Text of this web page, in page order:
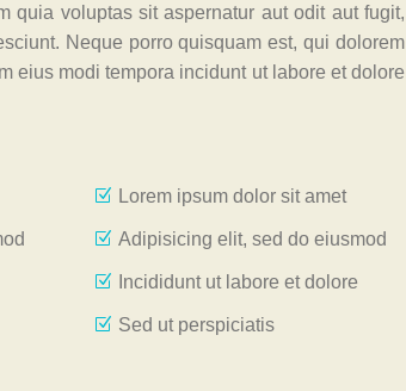
quia voluptas sit aspernatur aut odit aut fugit,
Neque porro quisquam est, qui dolorem
eius modi tempora incidunt ut labore et dolore
Lorem ipsum dolor sit amet
Adipisicing elit, sed do eiusmod
Incididunt ut labore et dolore
Sed ut perspiciatis